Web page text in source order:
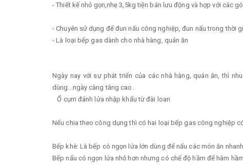
- Thiết kế nhỏ gọn,nhẹ 3,5kg tiện bán lưu động và hợp với các
- Chuyên sử dụng để đun nấu công nghiệp, đun nấu trong thời
- Là loại bếp gas dành cho nhà hàng, quán ăn
Ngày nay với sự phát triển của các nhà hàng, quán ăn, thì
dùng...ngày càng tăng cao.
Ổ cụm đánh lửa nhập khẩu từ đài loan
Nếu chia theo công dụng thì có hai loại bếp gas công nghiệp
Bếp khè: Là bếp có ngọn lửa lớn dùng để nấu các món ăn nhanh
Bếp nấu có ngọn lửa nhỏ hơn nhưng có chế độ hầm để hâm